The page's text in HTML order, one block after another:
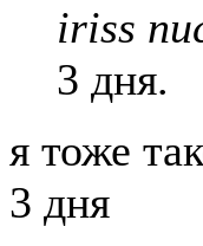
iriss
3 дня.
я тоже
3 дня